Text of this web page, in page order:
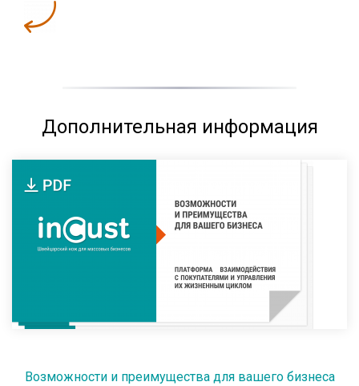
Дополнительная информация
Возможности и преимущества для вашего бизнеса